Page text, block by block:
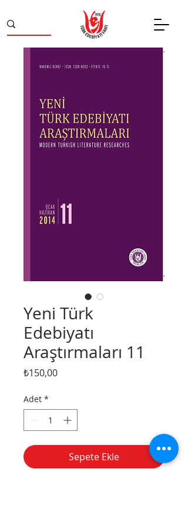
Yeni Türk
Edebiyatı
Araştırmaları 11
₺150,00Fiyat
Adet *
Sepete Ekle